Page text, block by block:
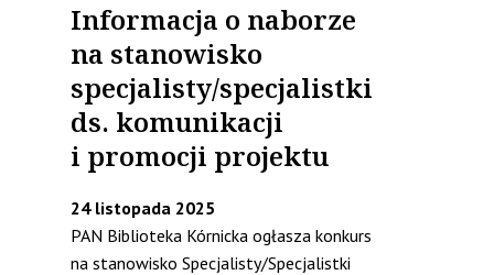
Informacja o naborze
na stanowisko
specjalisty/specjalistki
ds. komunikacji
i promocji projektu
24 listopada 2025
PAN Biblioteka Kórnicka ogłasza konkurs
na stanowisko Specjalisty/Specjalistki